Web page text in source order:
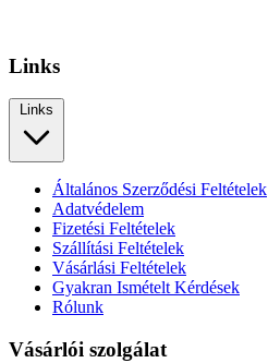
Links
Links
Általános Szerződési Feltételek
Adatvédelem
Fizetési Feltételek
Szállítási Feltételek
Vásárlási Feltételek
Gyakran Ismételt Kérdések
Rólunk
Vásárlói szolgálat